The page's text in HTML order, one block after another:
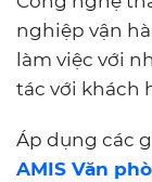
nghiệp vận
làm việc với
tác với khách
Áp dụng các
AMIS Văn